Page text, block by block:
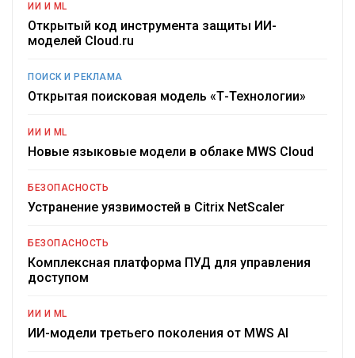
ИИ И ML
Открытый код инструмента защиты ИИ-
моделей Cloud.ru
ПОИСК И РЕКЛАМА
Открытая поисковая модель «Т-Технологии»
ИИ И ML
Новые языковые модели в облаке MWS Cloud
БЕЗОПАСНОСТЬ
Устранение уязвимостей в Citrix NetScaler
БЕЗОПАСНОСТЬ
Комплексная платформа ПУД для управления
доступом
ИИ И ML
ИИ-модели третьего поколения от MWS AI